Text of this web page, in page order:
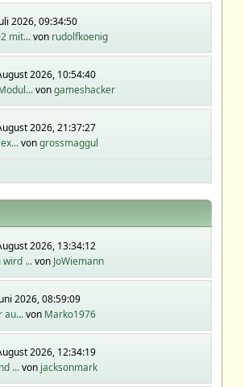
2026, 09:34:50
mit...von rudolfkoenig
2026, 10:54:40
vongameshacker
2026, 21:37:27
vongrossmaggul
2026, 13:34:12
wird ...von JoWiemann
2026, 08:59:09
au...von Marko1976
2026, 12:34:19
...von jacksonmark